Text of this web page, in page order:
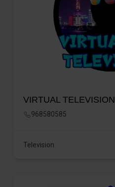
VIRTUAL TELEVISION
968580585
Television